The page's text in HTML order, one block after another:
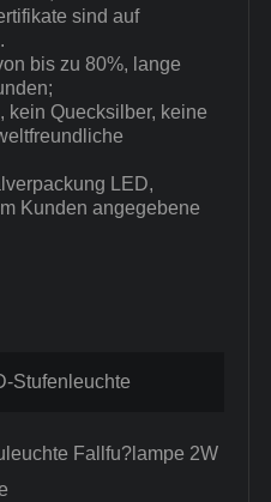
sind auf
bis zu 80%, lange
kein Quecksilber, keine
LED,
Kunden angegebene
Stufenleuchte
Fallfu?lampe 2W